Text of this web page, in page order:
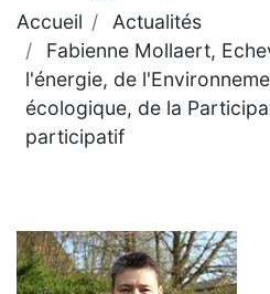
Accueil
Actualités
Fabienne Mollaert,
l'énergie, de
écologique, de la
participatif